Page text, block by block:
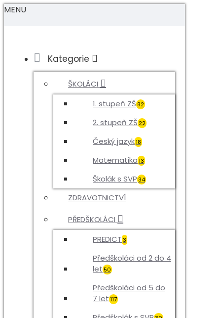
MENU
Kategorie
ŠKOLÁCI
1. stupeň ZŠ 82
2. stupeň ZŠ 22
Český jazyk18
Matematika13
Školák s SVP34
ZDRAVOTNICTVÍ
PŘEDŠKOLÁCI
PREDICT3
Předškoláci od 2 do 4
let50
Předškoláci od 5 do
7 let117